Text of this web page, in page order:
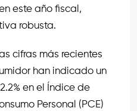
este año fiscal,
robusta.
cifras más recientes
han indicado un
en el Índice de
Personal (PCE)